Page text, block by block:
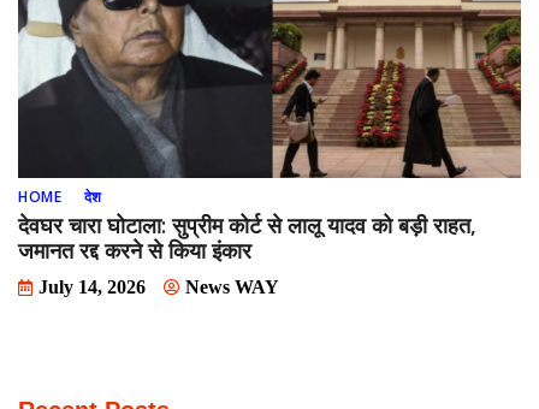
HOME देश
देवघर चारा घोटाला: सुप्रीम कोर्ट से लालू यादव को बड़ी राहत,
जमानत रद्द करने से किया इंकार
July 14, 2026 News WAY